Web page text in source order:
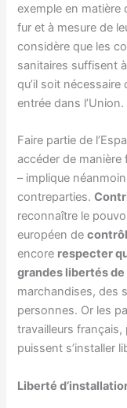
exemple en
fur et à mesure de
considère que les
sanitaires suffisent
qu’il soit
entrée dans l’Union.
Faire partie de
accéder de manière
– implique
contreparties.
reconnaître le
européen de
encore respecter
grandes libertés
marchandises, des
personnes. Or les
travailleurs
puissent s’installer
Liberté